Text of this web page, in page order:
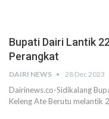
Bupati Dairi Lantik
Perangkat
DAIRI NEWS 28 Dec 2023
Dairinews.co-Sidikalang
Keleng Ate Berutu melantik